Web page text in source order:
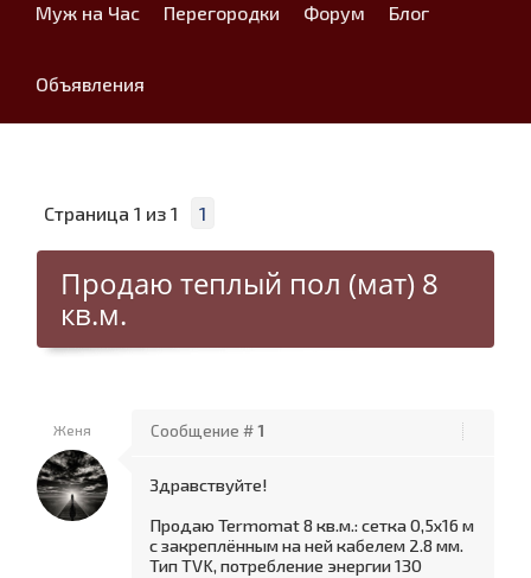
Муж на Час Перегородки Форум Блог
Объявления
Страница 1 из 1 1
Продаю теплый пол (мат) 8
кв.м.
Женя Сообщение #1
Здравствуйте!
Продаю Termomat 8 кв.м.: сетка 0,5х16 м
с закреплённым на ней кабелем 2.8 мм.
Тип TVK, потребление энергии 130